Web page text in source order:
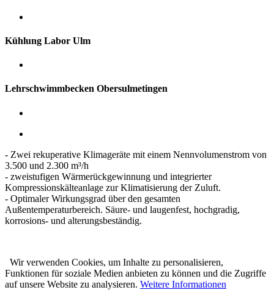
Kühlung Labor Ulm
Lehrschwimmbecken Obersulmetingen
- Zwei rekuperative Klimageräte mit einem Nennvolumenstrom von
3.500 und 2.300 m³/h
- zweistufigen Wärmerückgewinnung und integrierter
Kompressionskälteanlage zur Klimatisierung der Zuluft.
- Optimaler Wirkungsgrad über den gesamten
Außentemperaturbereich. Säure- und laugenfest, hochgradig,
korrosions- und alterungsbeständig.
Wir verwenden Cookies, um Inhalte zu personalisieren,
Funktionen für soziale Medien anbieten zu können und die Zugriffe
auf unsere Website zu analysieren. Weitere Informationen